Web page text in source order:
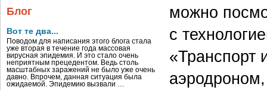
Блог
Вот те два...
Поводом для написания этого блога стала
уже вторая в течение года массовая
вирусная эпидемия. И это стало очень
неприятным прецедентом. Ведь столь
масштабных заражений не было уже очень
давно. Впрочем, данная ситуация была
ожидаемой. Эпидемию вызвали …
можно
с
«Транспорт